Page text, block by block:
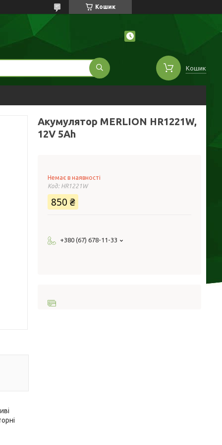
Кошик
Кошик
Акумулятор MERLION HR1221W,
12V 5Ah
Немає в наявності
Код: HR1221W
850 ₴
+380 (67) 678-11-33